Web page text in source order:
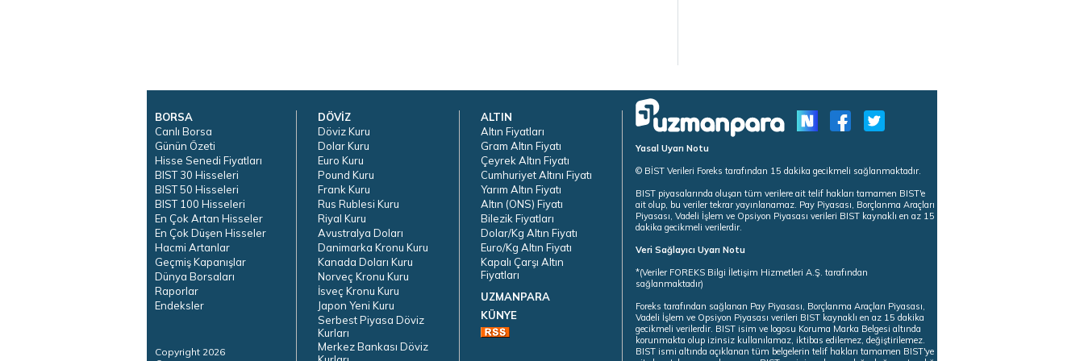
BORSA
Canlı Borsa
Günün Özeti
Hisse Senedi Fiyatları
BIST 30 Hisseleri
BIST 50 Hisseleri
BIST 100 Hisseleri
En Çok Artan Hisseler
En Çok Düşen Hisseler
Hacmi Artanlar
Geçmiş Kapanışlar
Dünya Borsaları
Raporlar
Endeksler
Copyright 2026
DÖVİZ
Döviz Kuru
Dolar Kuru
Euro Kuru
Pound Kuru
Frank Kuru
Rus Rublesi Kuru
Riyal Kuru
Avustralya Doları
Danimarka Kronu Kuru
Kanada Doları Kuru
Norveç Kronu Kuru
İsveç Kronu Kuru
Japon Yeni Kuru
Serbest Piyasa Döviz
Kurları
Merkez Bankası Döviz
ALTIN
Altın Fiyatları
Gram Altın Fiyatı
Çeyrek Altın Fiyatı
Cumhuriyet Altını Fiyatı
Yarım Altın Fiyatı
Altın (ONS) Fiyatı
Bilezik Fiyatları
Dolar/Kg Altın Fiyatı
Euro/Kg Altın Fiyatı
Kapalı Çarşı Altın
Fiyatları
UZMANPARA
KÜNYE
Yasal Uyarı Notu
© BİST Verileri Foreks tarafından 15 dakika gecikmeli sağlanmaktadır.
BIST piyasalarında oluşan tüm verilere ait telif hakları tamamen BIST'e
ait olup, bu veriler tekrar yayınlanamaz. Pay Piyasası, Borçlanma Araçları
Piyasası, Vadeli İşlem ve Opsiyon Piyasası verileri BIST kaynaklı en az 15
dakika gecikmeli verilerdir.
Veri Sağlayıcı Uyarı Notu
*(Veriler FOREKS Bilgi İletişim Hizmetleri A.Ş. tarafından
sağlanmaktadır)
Foreks tarafından sağlanan Pay Piyasası, Borçlanma Araçları Piyasası,
Vadeli İşlem ve Opsiyon Piyasası verileri BIST kaynaklı en az 15 dakika
gecikmeli verilerdir. BIST isim ve logosu Koruma Marka Belgesi altında
korunmakta olup izinsiz kullanılamaz, iktibas edilemez, değiştirilemez.
BIST ismi altında açıklanan tüm belgelerin telif hakları tamamen BIST'ye